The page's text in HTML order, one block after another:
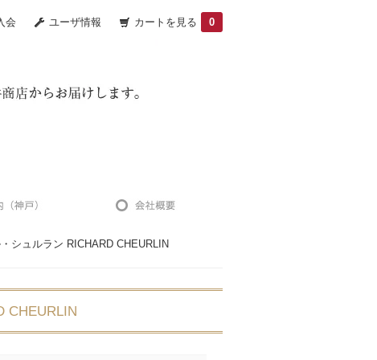
会 ユーザ情報 カートを見る 0
シュルラン RICHARD CHEURLIN
CHEURLIN